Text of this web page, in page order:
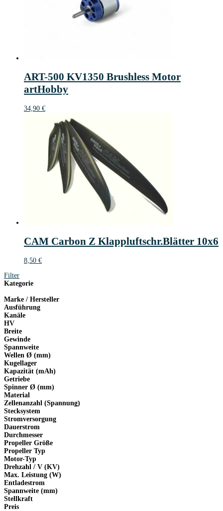
ART-500 KV1350 Brushless Motor
artHobby
34,90 €
CAM Carbon Z Klappluftschr.Blätter 10x6
8,50 €
Filter
Kategorie
Marke / Hersteller
Ausführung
Kanäle
HV
Breite
Gewinde
Spannweite
Wellen Ø (mm)
Kugellager
Kapazität (mAh)
Getriebe
Spinner Ø (mm)
Material
Zellenanzahl (Spannung)
Stecksystem
Stromversorgung
Dauerstrom
Durchmesser
Propeller Größe
Propeller Typ
Motor-Typ
Drehzahl / V (KV)
Max. Leistung (W)
Entladestrom
Spannweite (mm)
Stellkraft
Preis